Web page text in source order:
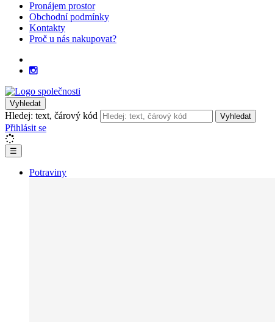
Pronájem prostor
Obchodní podmínky
Kontakty
Proč u nás nakupovat?
Vyhledat
Hledej: text, čárový kód Vyhledat
Přihlásit se
☰
Potraviny